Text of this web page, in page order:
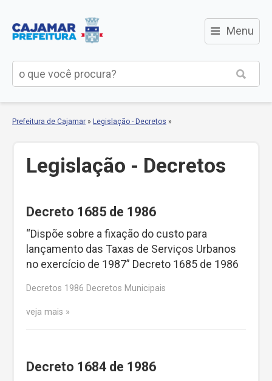
≡ Menu
Prefeitura de Cajamar » Legislação - Decretos »
Legislação - Decretos
Decreto 1685 de 1986
“Dispõe sobre a fixação do custo para
lançamento das Taxas de Serviços Urbanos
no exercício de 1987” Decreto 1685 de 1986
Decretos 1986 Decretos Municipais
veja mais
Decreto 1684 de 1986